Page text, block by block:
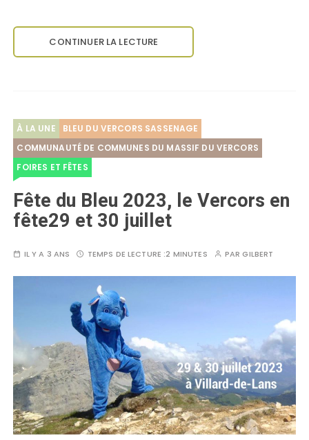
CONTINUER LA LECTURE
À LA UNE
BLEU DU VERCORS SASSENAGE
COMMUNAUTÉ DE COMMUNES DU MASSIF DU VERCORS
FOIRES ET FÊTES
Fête du Bleu 2023, le Vercors en
fête29 et 30 juillet
IL Y A 3 ANS TEMPS DE LECTURE :2 MINUTES PARGILBERT